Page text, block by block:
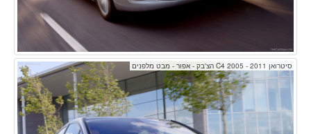
סיטרואן C4 2005 - 2011 הצ'בק - אפור - מבט מלפנים